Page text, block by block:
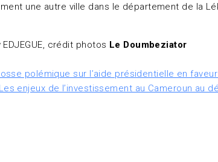
une autre ville dans le département de la
crédit photos Le Doumbeziator
polémique sur l’aide présidentielle en
Les enjeux de l’investissement au Cameroun au